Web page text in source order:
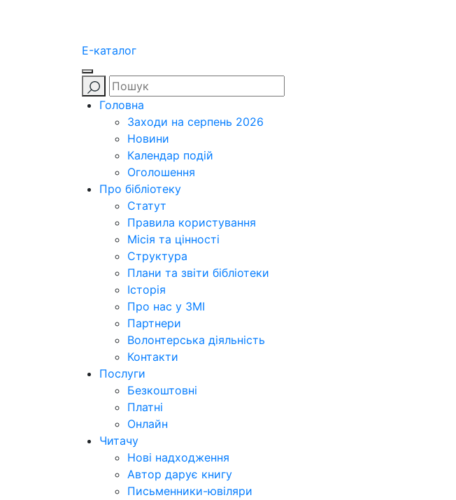
E-каталог
Головна
Заходи на серпень 2026
Новини
Календар подій
Оголошення
Про бібліотеку
Статут
Правила користування
Місія та цінності
Структура
Плани та звіти бібліотеки
Історія
Про нас у ЗМІ
Партнери
Волонтерська діяльність
Контакти
Послуги
Безкоштовні
Платні
Онлайн
Читачу
Нові надходження
Автор дарує книгу
Письменники-ювіляри